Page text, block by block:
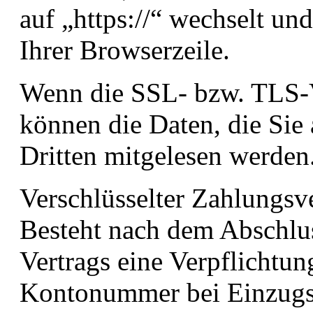
auf „https://“ wechselt
Ihrer Browserzeile.
Wenn die SSL- bzw.
können die Daten, die
Dritten mitgelesen
Verschlüsselter
Besteht nach dem
Vertrags eine
Kontonummer bei